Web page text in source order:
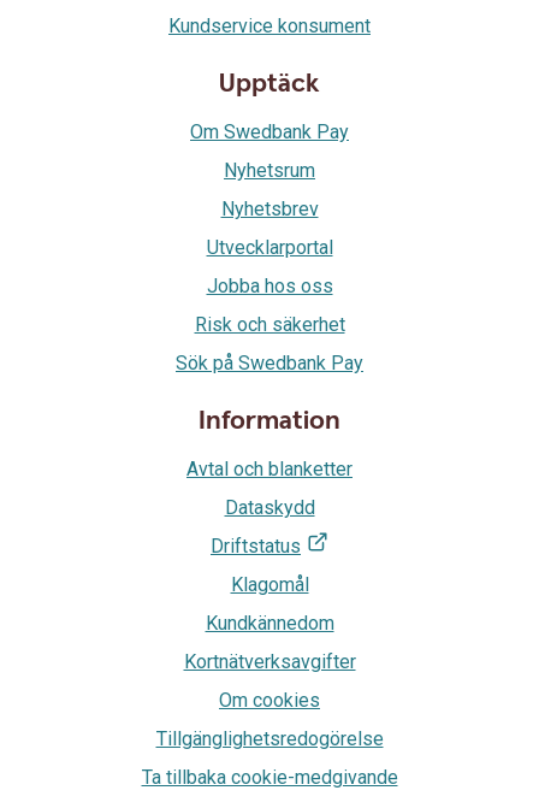
Kundservice konsument
Upptäck
Om Swedbank Pay
Nyhetsrum
Nyhetsbrev
Utvecklarportal
Jobba hos oss
Risk och säkerhet
Sök på Swedbank Pay
Information
Avtal och blanketter
Dataskydd
Driftstatus
Klagomål
Kundkännedom
Kortnätverksavgifter
Om cookies
Tillgänglighetsredogörelse
Ta tillbaka cookie-medgivande